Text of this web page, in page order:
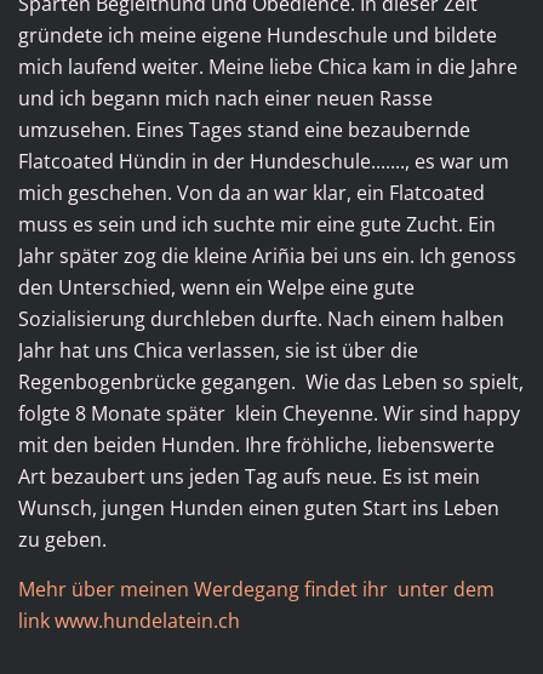
gründete ich meine eigene Hundeschule und bildete
mich laufend weiter. Meine liebe Chica kam in die Jahre
und ich begann mich nach einer neuen Rasse
umzusehen. Eines Tages stand eine bezaubernde
Flatcoated Hündin in der Hundeschule......., es war um
mich geschehen. Von da an war klar, ein Flatcoated
muss es sein und ich suchte mir eine gute Zucht. Ein
Jahr später zog die kleine Ariñia bei uns ein. Ich genoss
den Unterschied, wenn ein Welpe eine gute
Sozialisierung durchleben durfte. Nach einem halben
Jahr hat uns Chica verlassen, sie ist über die
Regenbogenbrücke gegangen. Wie das Leben so spielt,
folgte 8 Monate später klein Cheyenne. Wir sind happy
mit den beiden Hunden. Ihre fröhliche, liebenswerte
Art bezaubert uns jeden Tag aufs neue. Es ist mein
Wunsch, jungen Hunden einen guten Start ins Leben
zu geben.
Mehr über meinen Werdegang findet ihr unter dem
link www.hundelatein.ch